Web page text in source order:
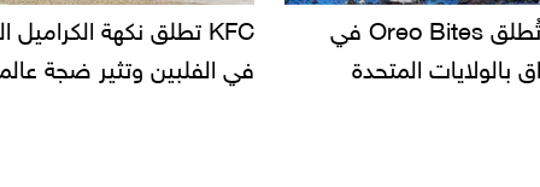
KFC تطلق نكهة الكراميل المملح
وتثير ضجة عالمية
دعوات للتحقيق في أسباب
سحب بعض ألبان